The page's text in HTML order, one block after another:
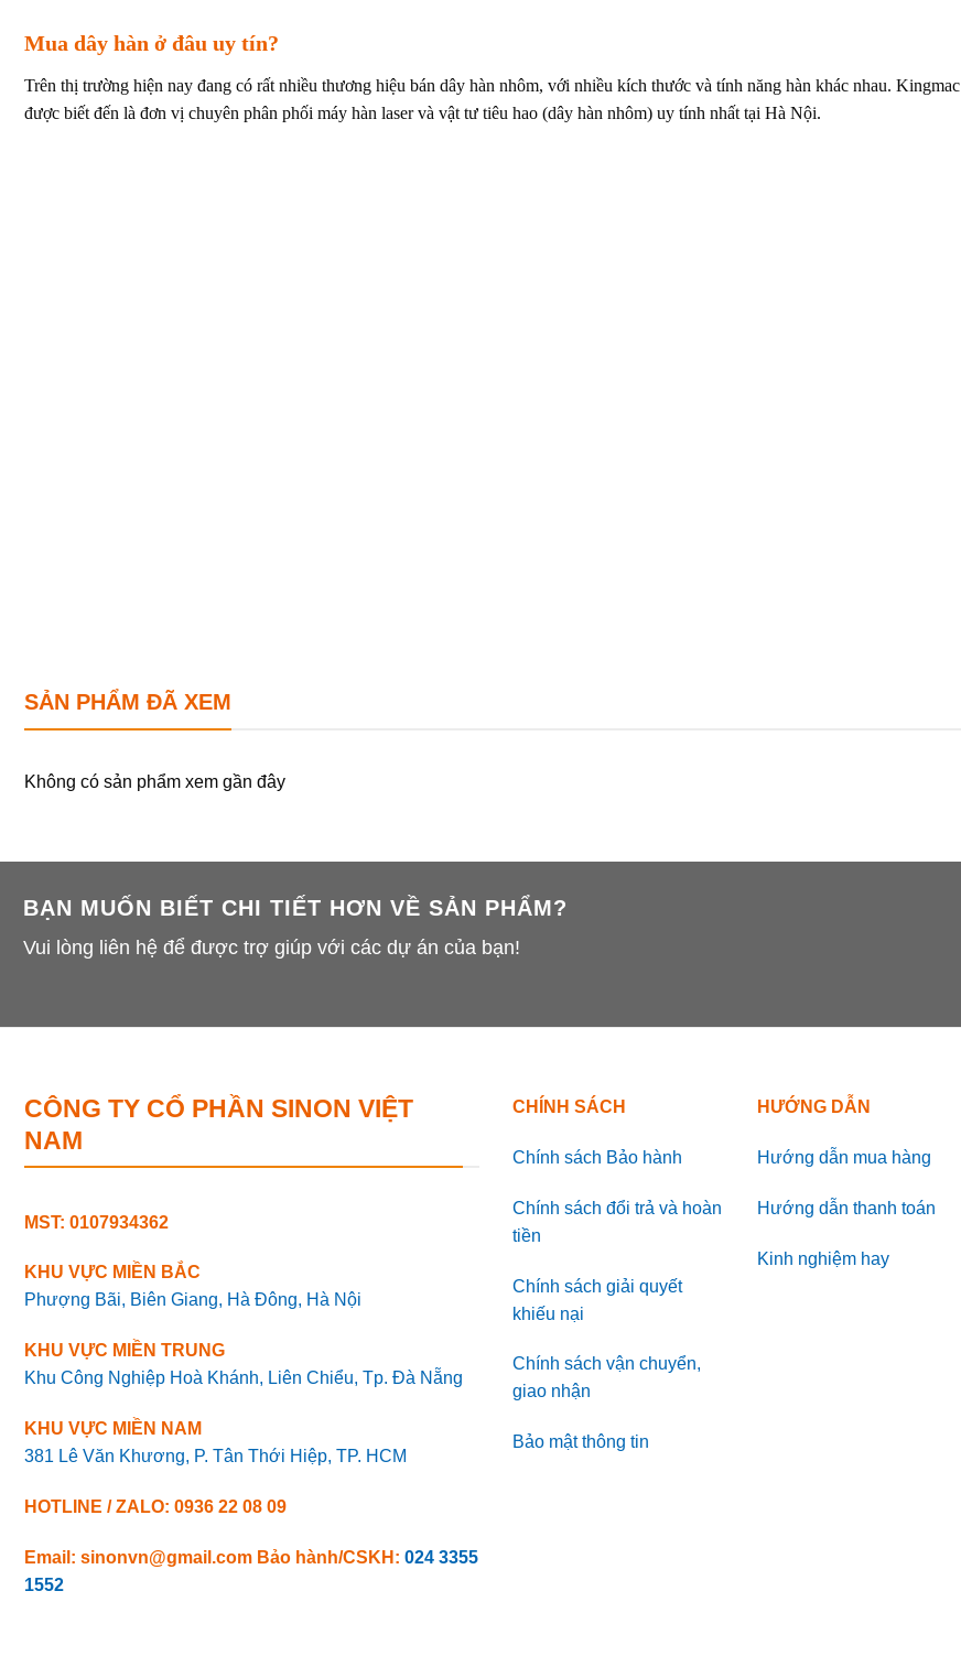
Mua dây hàn ở đâu uy tín?
Trên thị trường hiện nay đang có rất nhiều thương hiệu bán dây hàn nhôm, với nhiều kích thước và tính năng hàn khác nhau. Kingmac
được biết đến là đơn vị chuyên phân phối máy hàn laser và vật tư tiêu hao (dây hàn nhôm) uy tính nhất tại Hà Nội.
SẢN PHẨM ĐÃ XEM
Không có sản phẩm xem gần đây
BẠN MUỐN BIẾT CHI TIẾT HƠN VỀ SẢN PHẨM?
Vui lòng liên hệ để được trợ giúp với các dự án của bạn!
CÔNG TY CỔ PHẦN SINON VIỆT
NAM
MST: 0107934362
KHU VỰC MIỀN BẮC
Phượng Bãi, Biên Giang, Hà Đông, Hà Nội
KHU VỰC MIỀN TRUNG
Khu Công Nghiệp Hoà Khánh, Liên Chiểu, Tp. Đà Nẵng
KHU VỰC MIỀN NAM
381 Lê Văn Khương, P. Tân Thới Hiệp, TP. HCM
HOTLINE / ZALO: 0936 22 08 09
Email: sinonvn@gmail.com Bảo hành/CSKH: 024 3355
1552
CHÍNH SÁCH
Chính sách Bảo hành
Chính sách đổi trả và hoàn
tiền
Chính sách giải quyết
khiếu nại
Chính sách vận chuyển,
giao nhận
Bảo mật thông tin
HƯỚNG DẪN
Hướng dẫn mua hàng
Hướng dẫn thanh toán
Kinh nghiệm hay